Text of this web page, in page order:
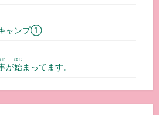
ャンプ①
じ
が始
はじ
まってます。